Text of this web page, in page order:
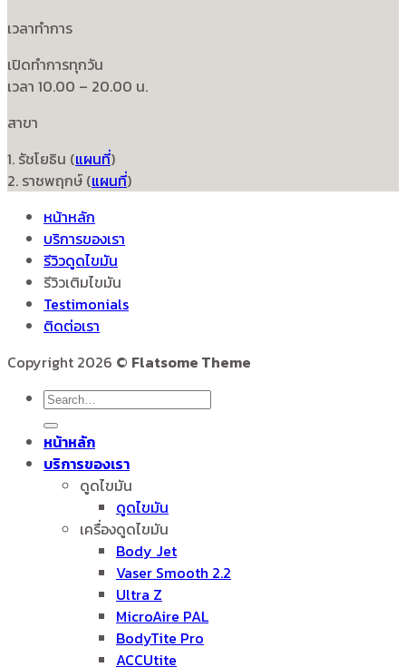
เวลาทำการ
เปิดทำการทุกวัน
เวลา 10.00 – 20.00 น.
สาขา
1. รัชโยธิน (แผนที่)
2. ราชพฤกษ์ (แผนที่)
หน้าหลัก
บริการของเรา
รีวิวดูดไขมัน
รีวิวเติมไขมัน
Testimonials
ติดต่อเรา
Copyright 2026 © Flatsome Theme
หน้าหลัก
บริการของเรา
ดูดไขมัน
ดูดไขมัน
เครื่องดูดไขมัน
Body Jet
Vaser Smooth 2.2
Ultra Z
MicroAire PAL
BodyTite Pro
ACCUtite